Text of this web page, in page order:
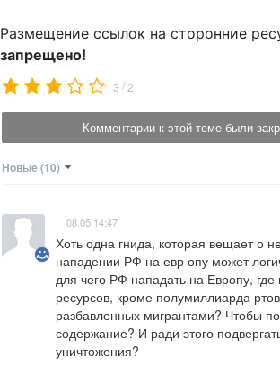
Размещение ссылок на сторонние
запрещено!
3 /2
Комментарии к этой теме были
Новые (10)
08.05 14:47
Хоть одна гнида, которая вещает о
нападении РФ на евр опу может
для чего РФ нападать на Европу, где
ресурсов, кроме полумиллиарда
разбавленных мигрантами? Чтобы
содержание? И ради этого
уничтожения?